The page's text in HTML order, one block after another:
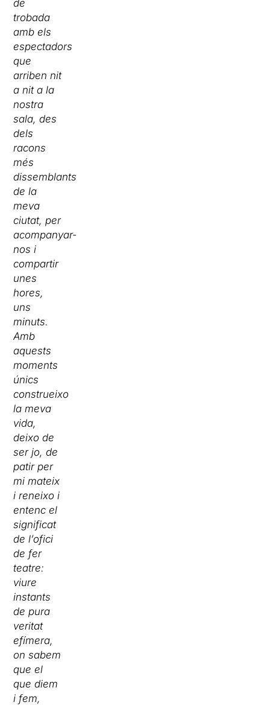
de
trobada
amb els
espectadors
que
arriben nit
a nit a la
nostra
sala, des
dels
racons
més
dissemblants
de la
meva
ciutat, per
acompanyar-
nos i
compartir
unes
hores,
uns
minuts.
Amb
aquests
moments
únics
construeixo
la meva
vida,
deixo de
ser jo, de
patir per
mi mateix
i reneixo i
entenc el
significat
de l’ofici
de fer
teatre:
viure
instants
de pura
veritat
efímera,
on sabem
que el
que diem
i fem,